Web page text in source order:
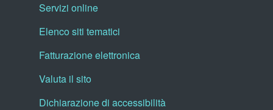
Servizi online
Elenco siti tematici
Fatturazione elettronica
Valuta il sito
Dichiarazione di accessibilità